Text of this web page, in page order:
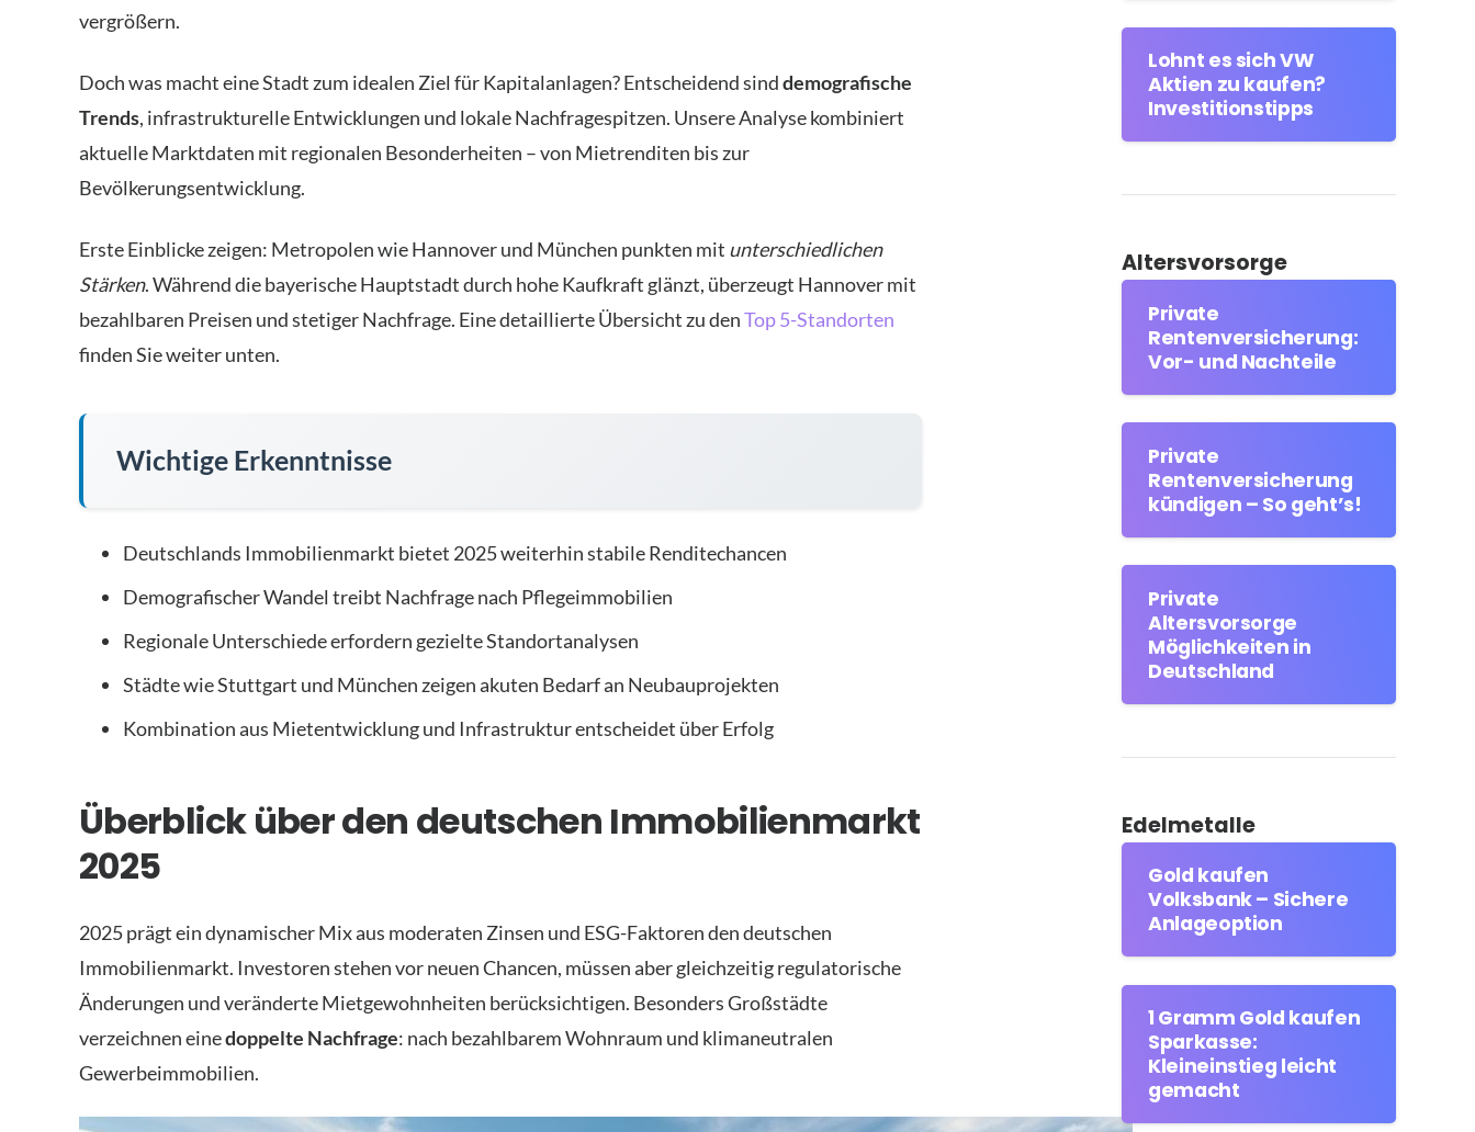
vergrößern.
Doch was macht eine Stadt zum idealen Ziel für Kapitalanlagen? Entscheidend sinddemografische
Trends, infrastrukturelle Entwicklungen und lokale Nachfragespitzen. Unsere Analyse kombiniert
aktuelle Marktdaten mit regionalen Besonderheiten – von Mietrenditen bis zur
Bevölkerungsentwicklung.
Erste Einblicke zeigen: Metropolen wie Hannover und München punkten mit unterschiedlichen
Stärken. Während die bayerische Hauptstadt durch hohe Kaufkraft glänzt, überzeugt Hannover mit
bezahlbaren Preisen und stetiger Nachfrage. Eine detaillierte Übersicht zu denTop 5-Standorten
finden Sie weiter unten.
Wichtige Erkenntnisse
Deutschlands Immobilienmarkt bietet 2025 weiterhin stabile Renditechancen
Demografischer Wandel treibt Nachfrage nach Pflegeimmobilien
Regionale Unterschiede erfordern gezielte Standortanalysen
Städte wie Stuttgart und München zeigen akuten Bedarf an Neubauprojekten
Kombination aus Mietentwicklung und Infrastruktur entscheidet über Erfolg
Überblick über den deutschen Immobilienmarkt
2025
2025 prägt ein dynamischer Mix aus moderaten Zinsen und ESG-Faktoren den deutschen
Immobilienmarkt. Investoren stehen vor neuen Chancen, müssen aber gleichzeitig regulatorische
Änderungen und veränderte Mietgewohnheiten berücksichtigen. Besonders Großstädte
verzeichnen einedoppelte Nachfrage: nach bezahlbarem Wohnraum und klimaneutralen
Gewerbeimmobilien.
Lohnt es sich VW
Aktien zu kaufen?
Investitionstipps
Altersvorsorge
Private
Rentenversicherung:
Vor- und Nachteile
Private
Rentenversicherung
kündigen – So geht’s!
Private
Altersvorsorge
Möglichkeiten in
Deutschland
Edelmetalle
Gold kaufen
Volksbank – Sichere
Anlageoption
1 Gramm Gold kaufen
Sparkasse:
Kleineinstieg leicht
gemacht